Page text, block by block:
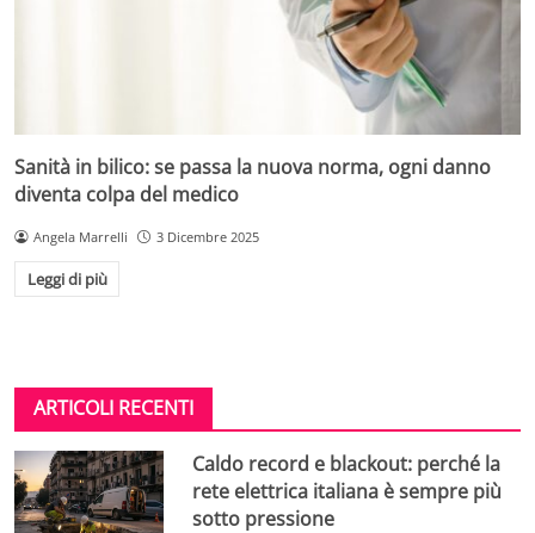
Sanità in bilico: se passa la nuova norma, ogni danno
diventa colpa del medico
Angela Marrelli 3 Dicembre 2025
Leggi di più
ARTICOLI RECENTI
Caldo record e blackout: perché la
rete elettrica italiana è sempre più
sotto pressione